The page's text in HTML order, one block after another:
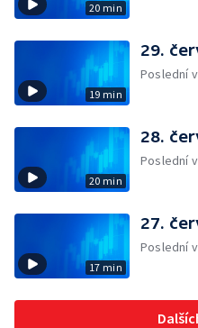
20 min
19 min
29.
Poslední
20 min
28.
Poslední
17 min
27.
Poslední